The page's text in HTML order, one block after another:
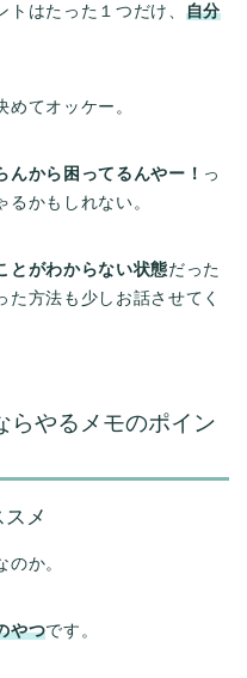
はたった１つだけ、 自分
てオッケー。
んから困ってるんやー！ っ
かもしれない。
とがわからない状態だった
方法も少しお話させてく
らやるメモのポイン
メ
か。
やつです。